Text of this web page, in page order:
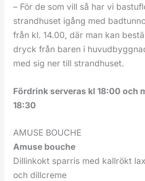
– För de som vill så har vi
strandhuset igång med
från kl. 14.00, där man kan
dryck från baren i
med sig ner till strandhuset.
Fördrink serveras kl 18:00 och
18:30
AMUSE BOUCHE
Amuse bouche
Dillinkokt sparris med kallrökt
och dillcreme